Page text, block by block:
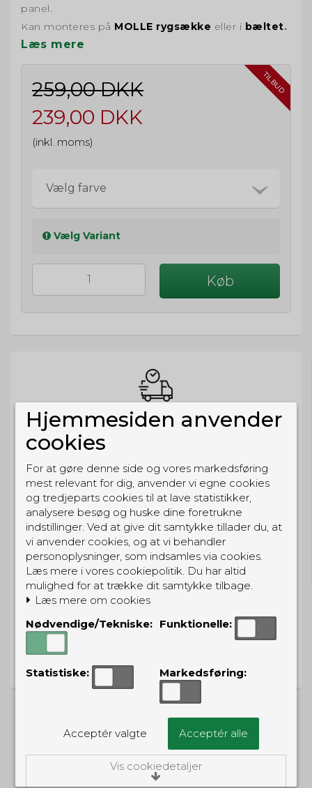
panel.
Kan monteres på MOLLE rygsække eller i bæltet.
Læs mere
TILBUD
259,00 DKK
239,00 DKK
(inkl. moms)
Vælg farve
Vælg Variant
Køb
BESTIL NU
så sender vi om
GRATIS LEVERING
Til pakkeboks ved køb for 399 kr.
Gratis hjemmelevering for 699 kr.
Vi har prisgaranti på alle produkter
ALTERNATIVE PRODUKTER
Hjemmesiden anvender
cookies
For at gøre denne side og vores markedsføring
mest relevant for dig, anvender vi egne cookies
og tredjeparts cookies til at lave statistikker,
analysere besøg og huske dine foretrukne
indstillinger. Ved at give dit samtykke tillader du, at
vi anvender cookies, og at vi behandler
personoplysninger, som indsamles via cookies.
Læs mere i vores cookiepolitik. Du har altid
mulighed for at trække dit samtykke tilbage.
Læs mere om cookies
Nødvendige/Tekniske: Funktionelle:
Statistiske: Markedsføring:
Acceptér valgte Acceptér alle
Vis cookiedetaljer